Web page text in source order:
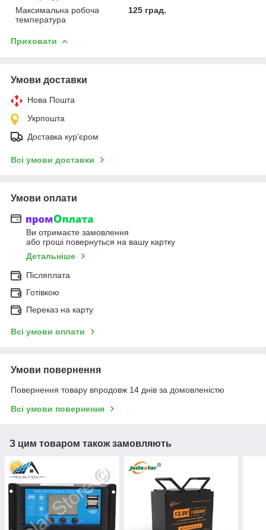
Максимальна робоча
температура
125 град.
Приховати
Умови доставки
Нова Пошта
Укрпошта
Доставка кур'єром
Всі умови доставки
Умови оплати
Ви отримаєте замовлення
або гроші повернуться на вашу картку
Детальніше
Післяплата
Готівкою
Переказ на карту
Всі умови оплати
Умови повернення
Повернення товару впродовж 14 днів за домовленістю
Всі умови повернення
З цим товаром також замовляють